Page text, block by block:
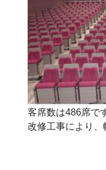
客席数は486席で
改修工事により、